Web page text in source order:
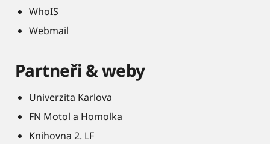
WhoIS
Webmail
Partneři & weby
Univerzita Karlova
FN Motol a Homolka
Knihovna 2. LF